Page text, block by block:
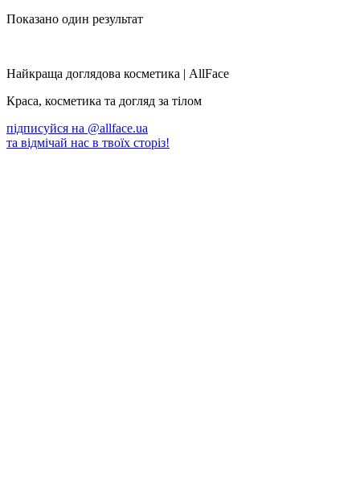
Показано один результат
Найкраща доглядова косметика | AllFace
Краса, косметика та догляд за тілом
підписуйся на @allface.ua
та відмічай нас в твоїх сторіз!